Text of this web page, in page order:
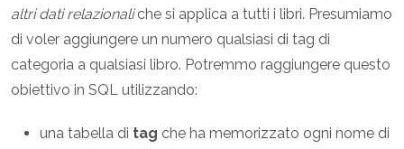
altri dati relazionaliche si applica a tutti i libri. Presumiamo
di voler aggiungere un numero qualsiasi di tag di
categoria a qualsiasi libro. Potremmo raggiungere questo
obiettivo in SQL utilizzando:
una tabella di tag che ha memorizzato ogni nome di